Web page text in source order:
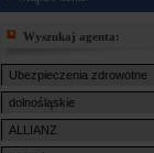
Wyszukaj agenta: